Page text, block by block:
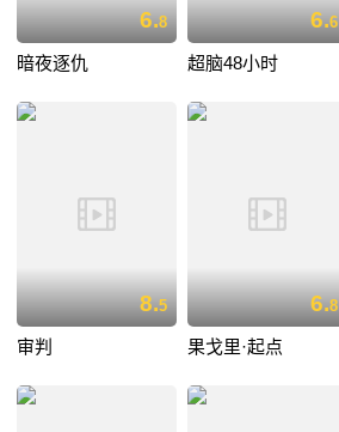
6.8
暗夜逐仇
6.6
超脑48小时
8.5
审判
6.8
果戈里·起点